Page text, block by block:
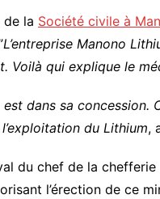
de la Société civile à
L’entreprise Manono
Voilà qui explique le
dans sa concession.
du Lithium,
du chef de la
l’érection de ce